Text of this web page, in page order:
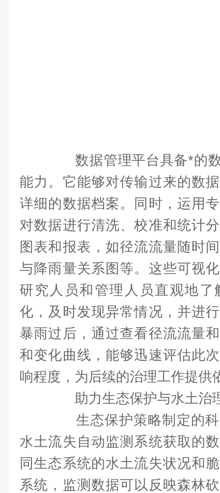
数据管理平台具备*的数
能力。它能够对传输过来的数
详细的数据档案。同时，运用
对数据进行清洗、校准和统计
图表和报表，如径流流量随时
与降雨量关系图等。这些可视
研究人员和管理人员直观地了
化，及时发现异常情况，并进
暴雨过后，通过查看径流流量
和变化曲线，能够迅速评估此
响程度，为后续的治理工作提供
助力生态保护与水土治
生态保护策略制定的科
水土流失自动监测系统获取的
同生态系统的水土流失状况和
系统，监测数据可以反映森林